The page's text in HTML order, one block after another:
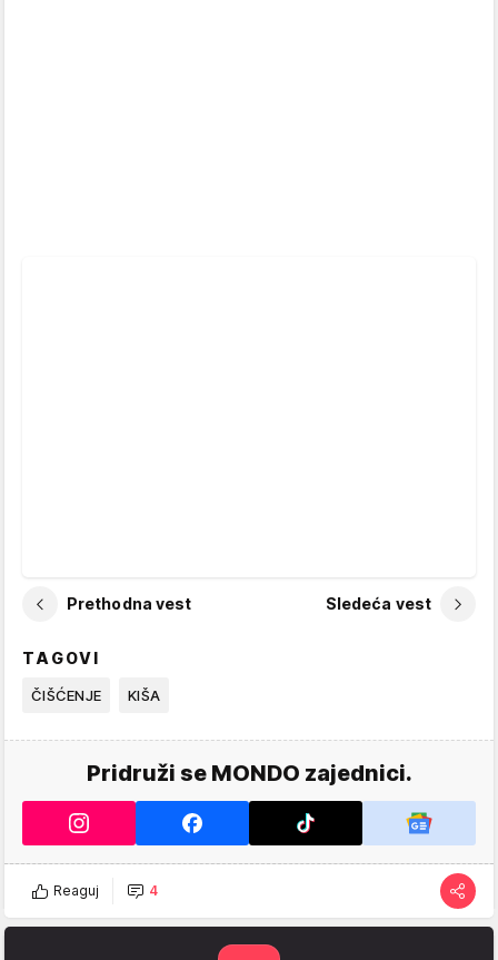
Prethodna vest Sledeća vest
TAGOVI
ČIŠĆENJE KIŠA
Pridruži se MONDO zajednici.
Reaguj 4